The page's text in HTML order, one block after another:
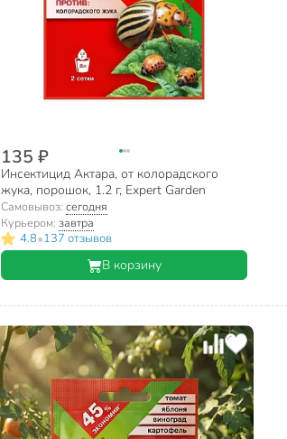
135 ₽
Инсектицид Актара, от колорадского
жука, порошок, 1.2 г, Expert Garden
Самовывоз: сегодня
Курьером: завтра
4.8•137 отзывов
В корзину